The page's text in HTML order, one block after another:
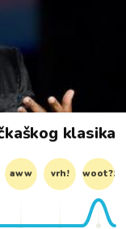
klasika
aww vrh! woot?!